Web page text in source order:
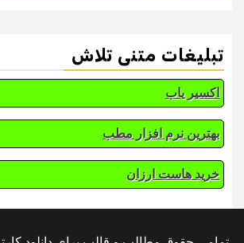
تبلیغات متنی تلاش
اکسیر یاب
بهترین نرم افزار مطب
خرید هاست ارزان